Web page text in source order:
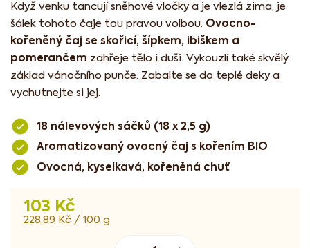
103 Kč
Měrná
228,89 Kč / 100 g
Když venku tancují sněhové vločky a je vlezlá zima, je
šálek tohoto čaje tou pravou volbou. Ovocno-
kořeněný čaj se skořicí, šípkem, ibiškem a
pomerančem zahřeje tělo i duši. Vykouzlí také skvělý
základ vánočního punče. Zabalte se do teplé deky a
vychutnejte si jej.
18 nálevových sáčků (18 x 2,5 g)
Aromatizovaný ovocný čaj s kořením BIO
Ovocná, kyselkavá, kořeněná chuť